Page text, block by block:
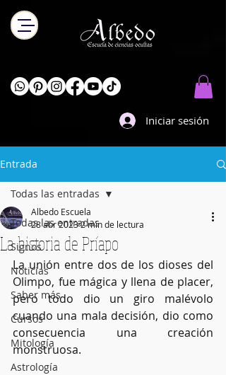
Iniciar sesión
Entrada
Todas las entradas
Signos
Noticias
Saber más
Cursos
Mitología
Astrología
Todas las entradas
La historia de Príapo
Albedo Escuela
28 abr 20232 min de lectura
La unión entre dos de los dioses del
Olimpo, fue mágica y llena de placer,
pero todo dio un giro malévolo
cuando una mala decisión, dio como
consecuencia una creación
monstruosa.